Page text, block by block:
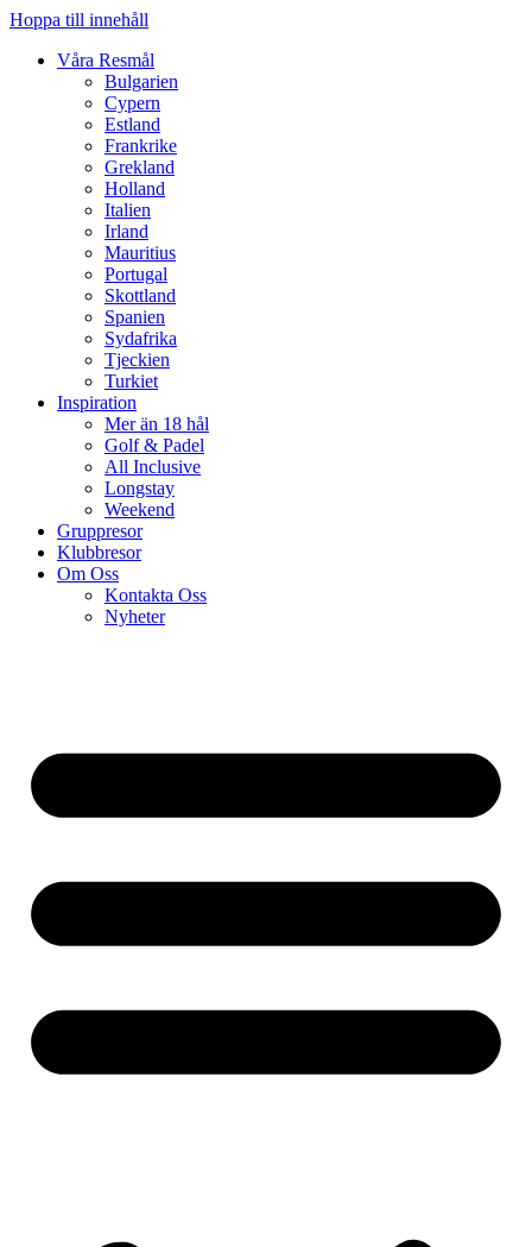
Hoppa till innehåll
Våra Resmål
Bulgarien
Cypern
Estland
Frankrike
Grekland
Holland
Italien
Irland
Mauritius
Portugal
Skottland
Spanien
Sydafrika
Tjeckien
Turkiet
Inspiration
Mer än 18 hål
Golf & Padel
All Inclusive
Longstay
Weekend
Gruppresor
Klubbresor
Om Oss
Kontakta Oss
Nyheter